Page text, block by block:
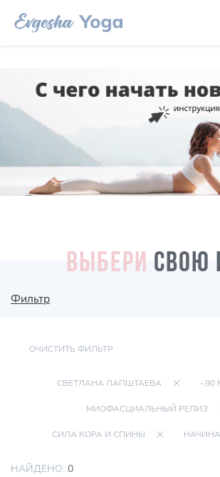
ВЫБЕРИ СВОЮ
Фильтр
ОЧИСТИТЬ ФИЛЬТР
СВЕТЛАНА ЛАПШТАЕВА ~90
МИОФАСЦИАЛЬНЫЙ РЕЛИЗ
СИЛА КОРА И СПИНЫ
НАЙДЕНО: 0